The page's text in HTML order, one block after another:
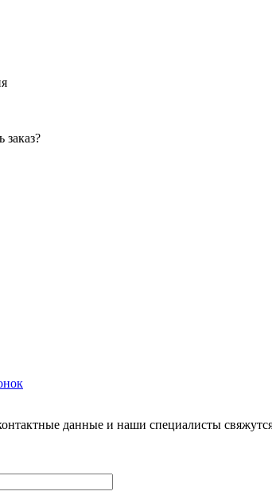
заказ?
данные и наши специалисты